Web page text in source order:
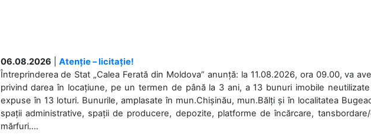
06.08.2026
Atenție – licitație!
Întreprinderea de Stat „Calea Ferată din Moldova” anunță: la 11.08.2026, ora 09.00, va
privind darea în locațiune, pe un termen de până la 3 ani, a 13 bunuri imobile
expuse în 13 loturi. Bunurile, amplasate în mun.Chișinău, mun.Bălți și în localitatea
spații administrative, spații de producere, depozite, platforme de încărcare,
mărfuri....